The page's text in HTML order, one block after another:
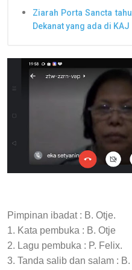
Ziarah Porta Sancta
Dekanat yang ada di KAJ
Pimpinan ibadat : B. Otje.
1. Kata pembuka : B. Otje
2. Lagu pembuka : P. Felix.
3. Tanda salib dan salam : B.